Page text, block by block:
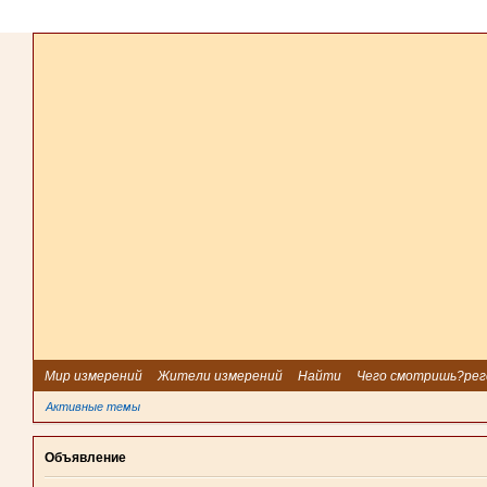
Мир измерений Жители измерений Найти Чего
Активные темы
Объявление